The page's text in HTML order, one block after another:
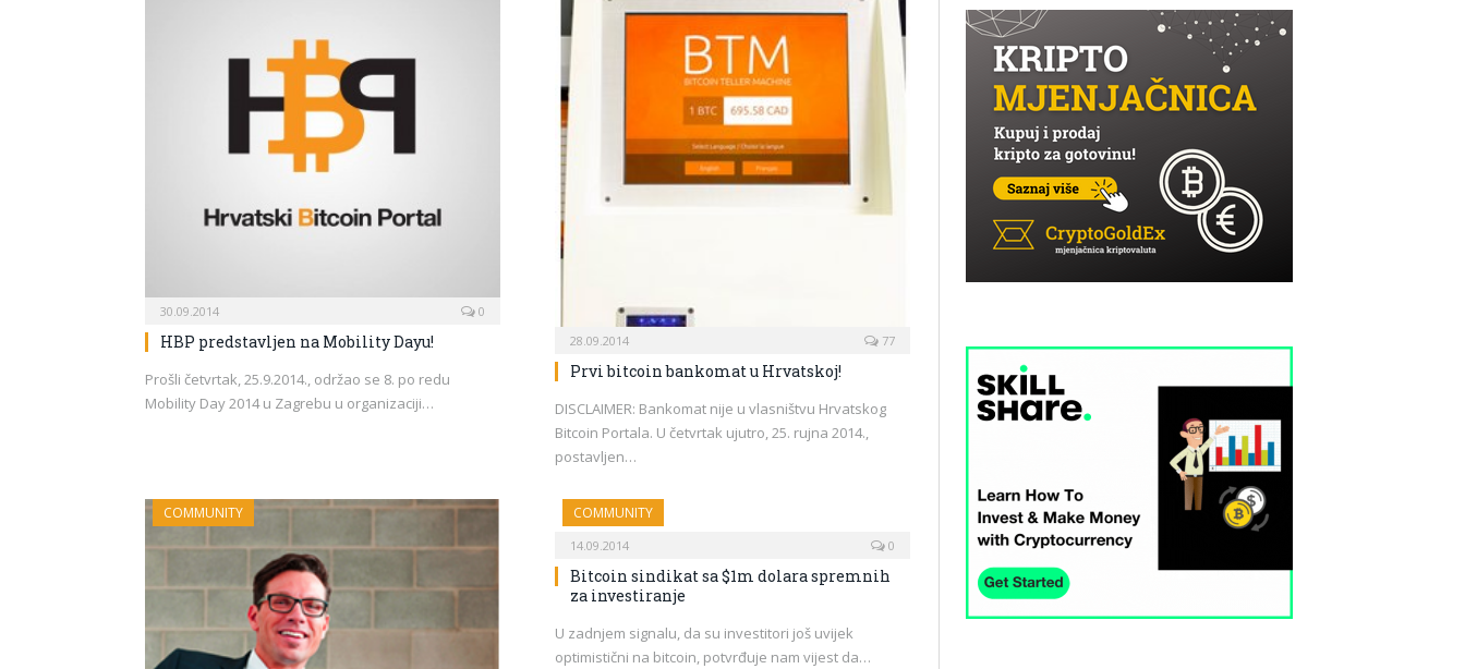
30.09.2014 0
HBP predstavljen na Mobility Dayu!
Prošli četvrtak, 25.9.2014., održao se 8. po redu
Mobility Day 2014 u Zagrebu u organizaciji…
28.09.2014 77
Prvi bitcoin bankomat u Hrvatskoj!
DISCLAIMER: Bankomat nije u vlasništvu Hrvatskog
Bitcoin Portala. U četvrtak ujutro, 25. rujna 2014.,
postavljen…
COMMUNITY COMMUNITY
14.09.2014 0
Bitcoin sindikat sa $1m dolara spremnih
za investiranje
U zadnjem signalu, da su investitori još uvijek
optimistični na bitcoin, potvrđuje nam vijest da…